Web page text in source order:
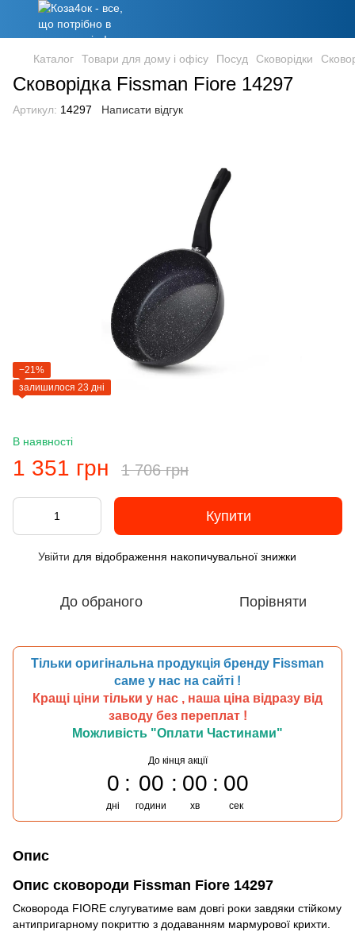
Каталог Товари для дому і офісу Посуд Сковорідки
Сковорідка Fissman Fiore 14297
Артикул: 14297 Написати відгук
−21%
залишилося 23 дні
В наявності
1 351 грн 1 706 грн
Купити
Увійти для відображення накопичувальної знижки
До обраного Порівняти
Тільки оригінальна продукція бренду Fissman
саме у нас на сайті !
Кращі ціни тільки у нас , наша ціна відразу від
заводу без переплат !
Можливість "Оплати Частинами"
До кінця акції
0
дні
00
години
00
хв
00
сек
Опис
Опис сковороди Fissman Fiore 14297
Сковорода FIORE слугуватиме вам довгі роки завдяки стійкому
антипригарному покриттю з додаванням мармурової крихти.